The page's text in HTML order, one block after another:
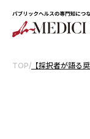
TOP/ 【採択者が語る